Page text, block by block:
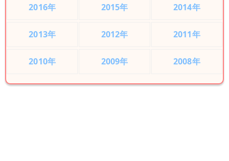
2016年 2015年 2014年
2013年 2012年 2011年
2010年 2009年 2008年